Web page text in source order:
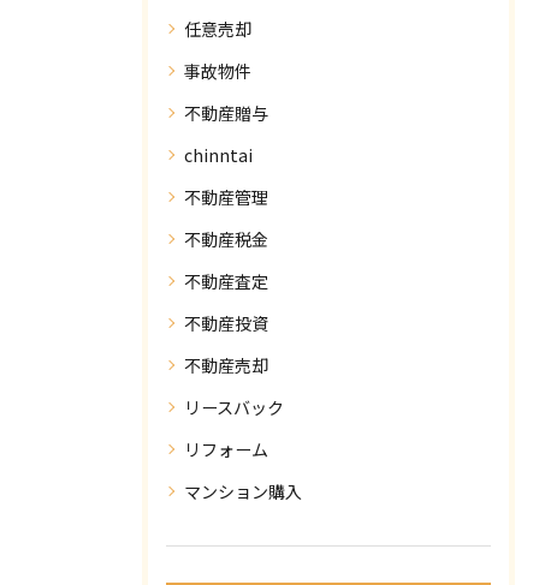
任意売却
事故物件
不動産贈与
chinntai
不動産管理
不動産税金
不動産査定
不動産投資
不動産売却
リースバック
リフォーム
マンション購入